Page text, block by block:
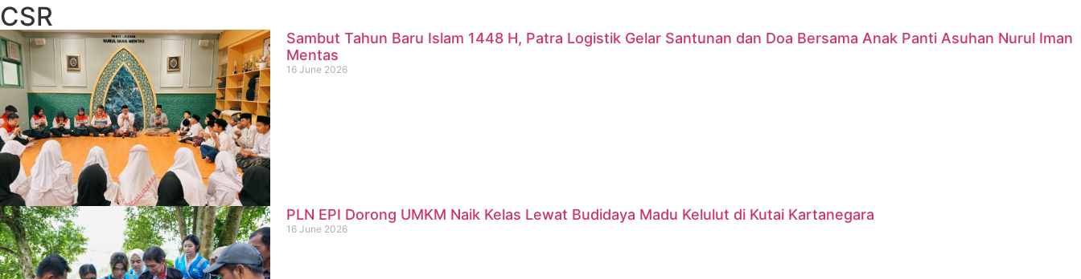
CSR
Sambut Tahun Baru Islam 1448 H, Patra Logistik Gelar Santunan dan Doa Bersama Anak Panti Asuhan Nurul Iman
Mentas
16 June 2026
PLN EPI Dorong UMKM Naik Kelas Lewat Budidaya Madu Kelulut di Kutai Kartanegara
16 June 2026